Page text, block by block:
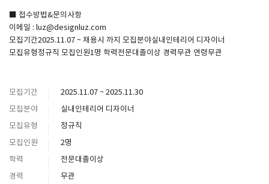
■ 접수방법&문의사항
이메일 : luz@designluz.com
모집기간2025.11.07 ~ 채용시 까지 모집분야실내인테리어 디자이너
모집유형정규직 모집인원1명 학력전문대졸이상 경력무관 연령무관
모집기간
2025.11.07 ~ 2025.11.30
모집분야
실내인테리어 디자이너
모집유형
정규직
모집인원
2명
학력
전문대졸이상
경력
무관